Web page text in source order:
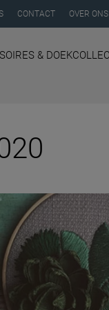
CONTACT OVER ONS
&